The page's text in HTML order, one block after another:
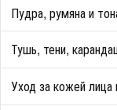
Пудра, румяна и
Тушь, тени,
Уход за кожей лица